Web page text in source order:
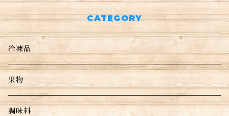
CATEGORY
冷凍品
果物
調味料